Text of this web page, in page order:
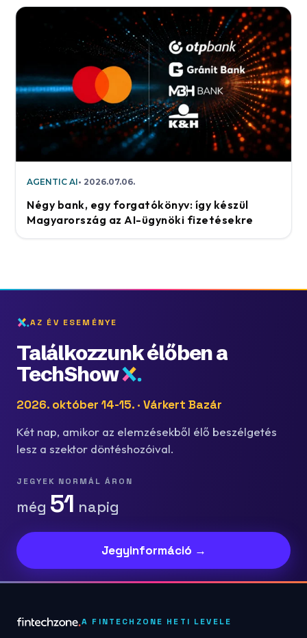
AGENTIC AI 2026.07.06.
Négy bank, egy forgatókönyv: így készül
Magyarország az AI-ügynöki fizetésekre
AZ ÉV ESEMÉNYE
Találkozzunk élőben a
TechShow
2026. október 14-15. · Várkert Bazár
Két nap, amikor az elemzésekből élő beszélgetés
lesz a szektor döntéshozóival.
JEGYEK NORMÁL ÁRON
még 51 napig
Jegyinformáció →
A FINTECHZONE HETI LEVELE